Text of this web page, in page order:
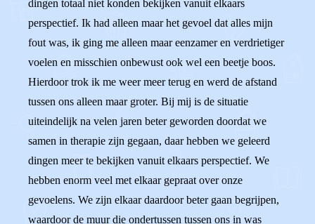
dingen totaal niet konden bekijken vanuit elkaars
perspectief. Ik had alleen maar het gevoel dat alles mijn
fout was, ik ging me alleen maar eenzamer en verdrietiger
voelen en misschien onbewust ook wel een beetje boos.
Hierdoor trok ik me weer meer terug en werd de afstand
tussen ons alleen maar groter. Bij mij is de situatie
uiteindelijk na velen jaren beter geworden doordat we
samen in therapie zijn gegaan, daar hebben we geleerd
dingen meer te bekijken vanuit elkaars perspectief. We
hebben enorm veel met elkaar gepraat over onze
gevoelens. We zijn elkaar daardoor beter gaan begrijpen,
waardoor de muur die ondertussen tussen ons in was